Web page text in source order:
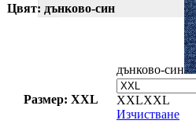
Цвят: дънково-син
дънково-син
Размер: XXL XXLXXL
Изчистване